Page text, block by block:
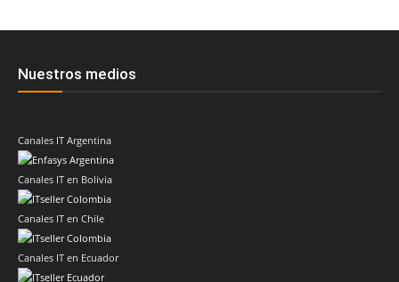
Nuestros medios
Canales IT Argentina
Canales IT en Bolivia
Canales IT en Chile
Canales IT en Ecuador